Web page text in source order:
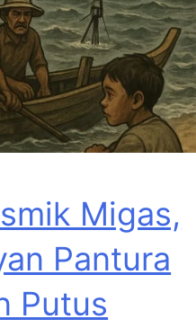
Migas,
Pantura
Putus